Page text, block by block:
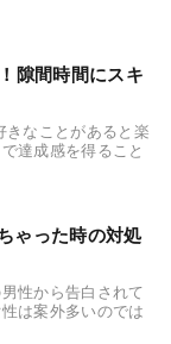
隙間時間にスキ
きなことがあると楽
達成感を得ること
ゃった時の対処
性から告白されて
は案外多いのでは